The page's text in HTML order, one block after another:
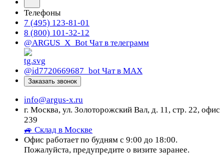
Телефоны
7 (495) 123-81-01
8 (800) 101-32-12
@ARGUS_X_Bot Чат в телеграмм
@id7720669687_bot Чат в МАХ
Заказать звонок
info@argus-x.ru
г. Москва, ул. Золоторожский Вал, д. 11, стр. 22, офис
239
🚙 Склад в Москве
Офис работает по будням с 9:00 до 18:00.
Пожалуйста, предупредите о визите заранее.